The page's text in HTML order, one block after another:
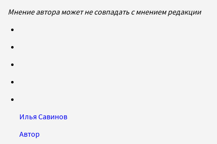
Мнение автора может не совпадать с мнением редакции
Илья Савинов
Автор